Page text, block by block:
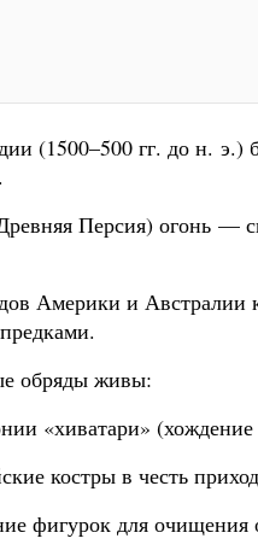
(1500–500 гг. до н.
Персия) огонь —
Америки и Австралии
обряды живы:
«хиватари»
костры в честь
фигурок для очищения